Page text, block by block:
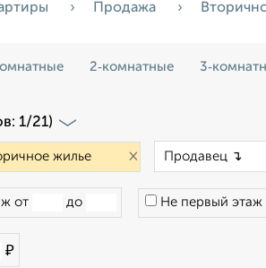
Продажа
2‑комнатные
1/21)
×
от до Не первый этаж
₽